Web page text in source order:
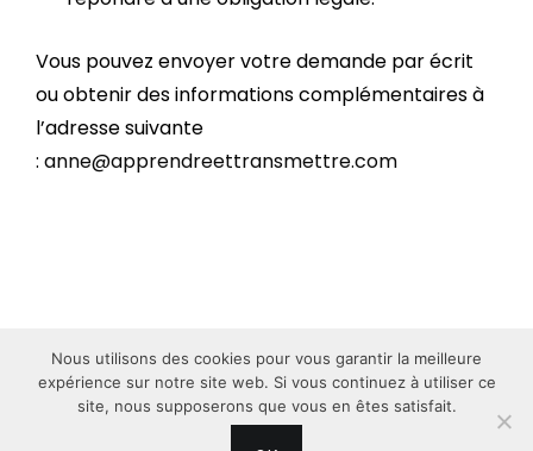
Vous pouvez envoyer votre demande par écrit
ou obtenir des informations complémentaires à
l’adresse suivante
: anne@apprendreettransmettre.com
Nous utilisons des cookies pour vous garantir la meilleure
expérience sur notre site web. Si vous continuez à utiliser ce
site, nous supposerons que vous en êtes satisfait.